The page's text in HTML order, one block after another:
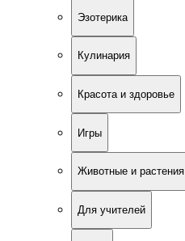
Эзотерика
Кулинария
Красота и здоровье
Игры
Животные и растения
Для учителей